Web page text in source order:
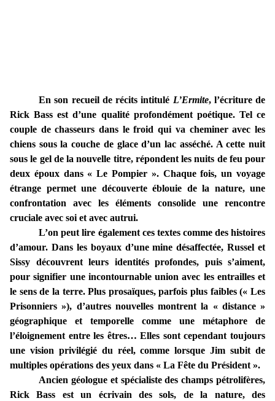
En son recueil de récits intitulé L’Ermite, l’écriture de
Rick Bass est d’une qualité profondément poétique. Tel ce
couple de chasseurs dans le froid qui va cheminer avec les
chiens sous la couche de glace d’un lac asséché. A cette nuit
sous le gel de la nouvelle titre, répondent les nuits de feu pour
deux époux dans « Le Pompier ». Chaque fois, un voyage
étrange permet une découverte éblouie de la nature, une
confrontation avec les éléments consolide une rencontre
cruciale avec soi et avec autrui.
L’on peut lire également ces textes comme des histoires
d’amour. Dans les boyaux d’une mine désaffectée, Russel et
Sissy découvrent leurs identités profondes, puis s’aiment,
pour signifier une incontournable union avec les entrailles et
le sens de la terre. Plus prosaïques, parfois plus faibles (« Les
Prisonniers »), d’autres nouvelles montrent la « distance »
géographique et temporelle comme une métaphore de
l’éloignement entre les êtres… Elles sont cependant toujours
une vision privilégié du réel, comme lorsque Jim subit de
multiples opérations des yeux dans « La Fête du Président ».
Ancien géologue et spécialiste des champs pétrolifères,
Rick Bass est un écrivain des sols, de la nature, des